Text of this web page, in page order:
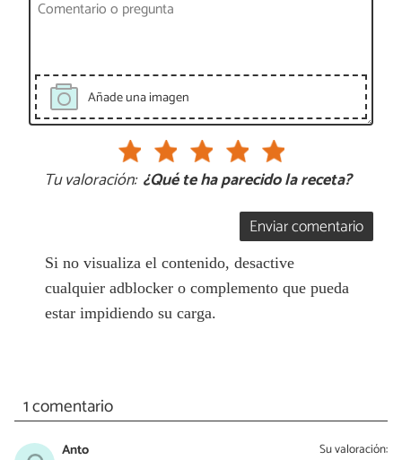
Añade una imagen
Tu valoración: ¿Qué te ha parecido la receta?
Enviar comentario
Si no visualiza el contenido, desactive
cualquier adblocker o complemento que pueda
estar impidiendo su carga.
1 comentario
Su valoración:
Anto